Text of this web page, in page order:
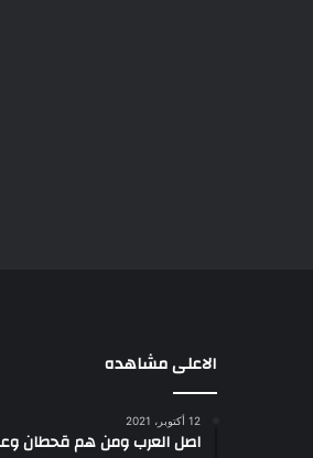
الاعلى مشاهده
12 أكتوبر، 2021
اصل العرب ومن هم قحطان